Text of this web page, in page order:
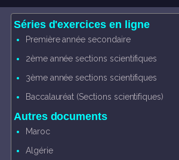
Séries d'exercices en ligne
Première année secondaire
2ème année sections scientifiques
3ème année sections scientifiques
Baccalauréat (Sections scientifiques)
Autres documents
Maroc
Algérie